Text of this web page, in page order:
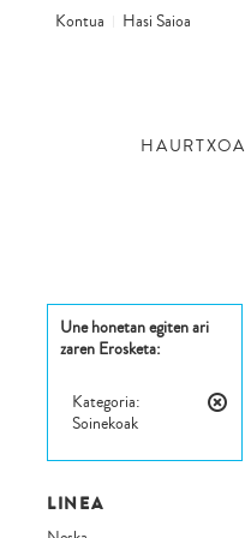
Kontua Hasi Saioa
HAURTXOA
Une honetan egiten ari
zaren Erosketa:
Hau
Kategoria:
Soinekoak
LINEA